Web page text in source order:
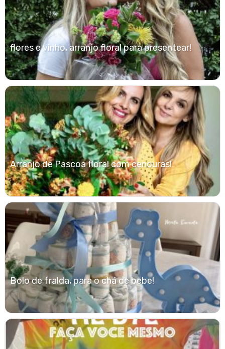
flores e vinho, arranjo floral para presentear!
Arranjo de Pascoa floral com cenouras!
Bolo de fralda, para o chá de bebe!